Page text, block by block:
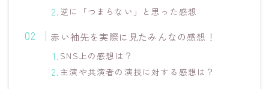
逆に「つまらない」と思った感想
赤い袖先を実際に見たみんなの感想！
SNS上の感想は？
主演や共演者の演技に対する感想は？